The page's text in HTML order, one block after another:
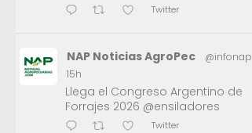
Twitter
NAP Noticias AgroPec @infonap
15h
Llega el Congreso Argentino de
Forrajes 2026 @ensiladores
Twitter